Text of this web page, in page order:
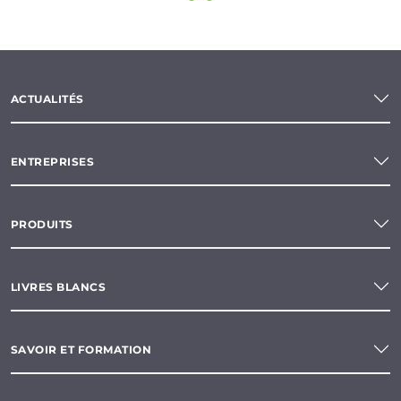
ACTUALITÉS
ENTREPRISES
PRODUITS
LIVRES BLANCS
SAVOIR ET FORMATION